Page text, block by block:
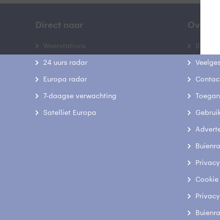
Direct naar
Weerstations
24 uurs radar
Europa radar
7-daagse verwachting
Satelliet Europa
Over